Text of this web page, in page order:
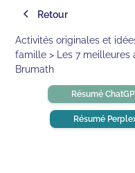
Retour
Activités originales et
famille > Les 7
Brumath
Résumé
Résumé